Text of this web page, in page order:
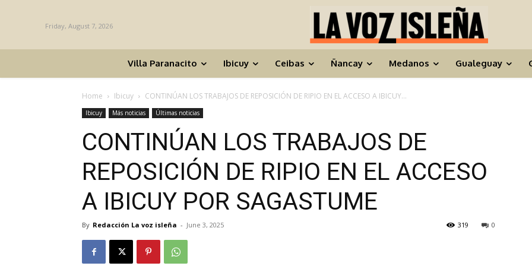
Friday, August 7, 2026
Villa Paranacito Ibicuy Ceibas Ñancay Medanos Gualeguay
Home Ibicuy CONTINÚAN LOS TRABAJOS DE REPOSICIÓN DE RIPIO EN EL ACCESO A IBICUY...
Ibicuy Más noticias Últimas noticias
CONTINÚAN LOS TRABAJOS DE
REPOSICIÓN DE RIPIO EN EL ACCESO
A IBICUY POR SAGASTUME
By Redacción La voz isleña - June 3, 2025 0
319